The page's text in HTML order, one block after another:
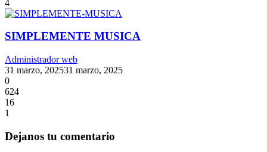
4
SIMPLEMENTE MUSICA
Administrador web
31 marzo, 202531 marzo, 2025
0
624
16
1
Dejanos tu comentario